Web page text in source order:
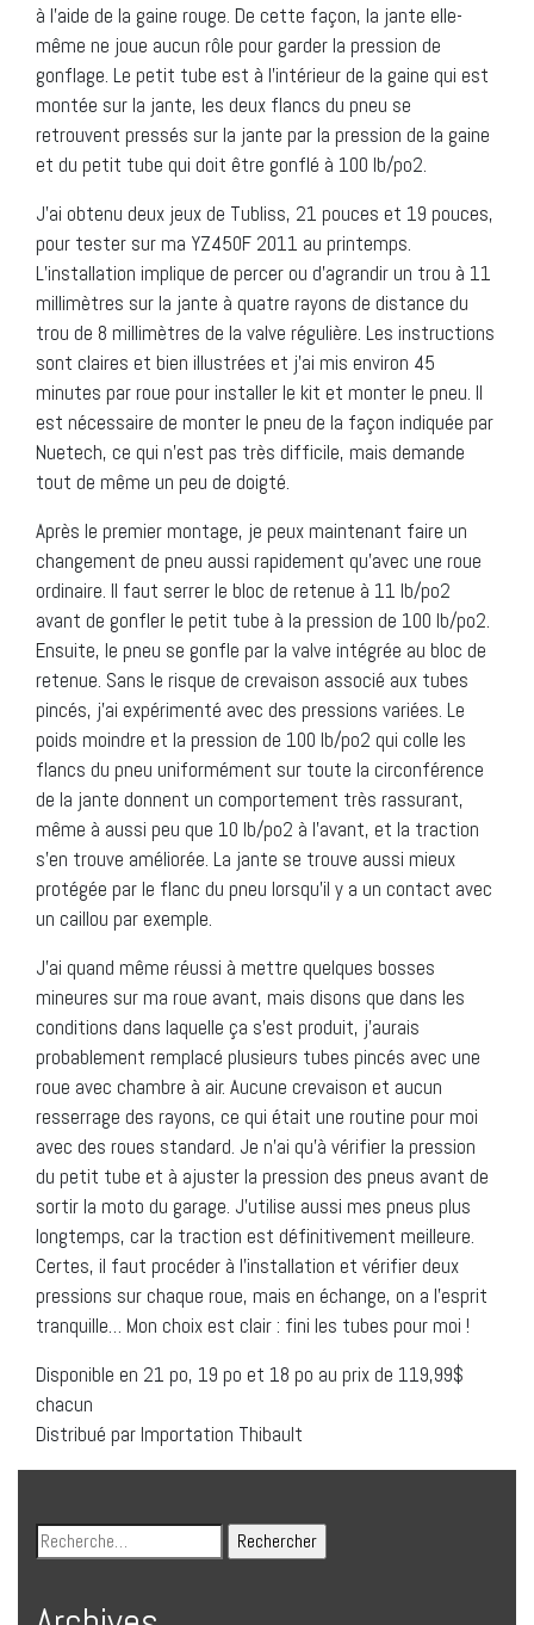
à l’aide de la gaine rouge. De cette façon, la jante elle-
même ne joue aucun rôle pour garder la pression de
gonflage. Le petit tube est à l’intérieur de la gaine qui est
montée sur la jante, les deux flancs du pneu se
retrouvent pressés sur la jante par la pression de la gaine
et du petit tube qui doit être gonflé à 100 lb/po2.
J’ai obtenu deux jeux de Tubliss, 21 pouces et 19 pouces,
pour tester sur ma YZ450F 2011 au printemps.
L’installation implique de percer ou d’agrandir un trou à 11
millimètres sur la jante à quatre rayons de distance du
trou de 8 millimètres de la valve régulière. Les instructions
sont claires et bien illustrées et j’ai mis environ 45
minutes par roue pour installer le kit et monter le pneu. Il
est nécessaire de monter le pneu de la façon indiquée par
Nuetech, ce qui n’est pas très difficile, mais demande
tout de même un peu de doigté.
Après le premier montage, je peux maintenant faire un
changement de pneu aussi rapidement qu’avec une roue
ordinaire. Il faut serrer le bloc de retenue à 11 lb/po2
avant de gonfler le petit tube à la pression de 100 lb/po2.
Ensuite, le pneu se gonfle par la valve intégrée au bloc de
retenue. Sans le risque de crevaison associé aux tubes
pincés, j’ai expérimenté avec des pressions variées. Le
poids moindre et la pression de 100 lb/po2 qui colle les
flancs du pneu uniformément sur toute la circonférence
de la jante donnent un comportement très rassurant,
même à aussi peu que 10 lb/po2 à l’avant, et la traction
s’en trouve améliorée. La jante se trouve aussi mieux
protégée par le flanc du pneu lorsqu’il y a un contact avec
un caillou par exemple.
J’ai quand même réussi à mettre quelques bosses
mineures sur ma roue avant, mais disons que dans les
conditions dans laquelle ça s’est produit, j’aurais
probablement remplacé plusieurs tubes pincés avec une
roue avec chambre à air. Aucune crevaison et aucun
resserrage des rayons, ce qui était une routine pour moi
avec des roues standard. Je n’ai qu’à vérifier la pression
du petit tube et à ajuster la pression des pneus avant de
sortir la moto du garage. J’utilise aussi mes pneus plus
longtemps, car la traction est définitivement meilleure.
Certes, il faut procéder à l’installation et vérifier deux
pressions sur chaque roue, mais en échange, on a l’esprit
tranquille… Mon choix est clair : fini les tubes pour moi !
Disponible en 21 po, 19 po et 18 po au prix de 119,99$
chacun
Distribué par Importation Thibault